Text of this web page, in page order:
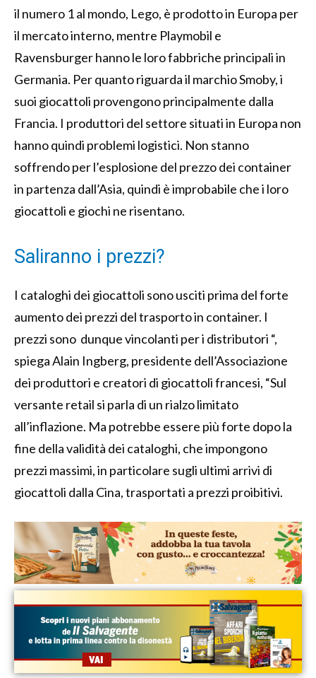
il numero 1 al mondo, Lego, è prodotto in Europa per
il mercato interno, mentre Playmobil e
Ravensburger hanno le loro fabbriche principali in
Germania. Per quanto riguarda il marchio Smoby, i
suoi giocattoli provengono principalmente dalla
Francia. I produttori del settore situati in Europa non
hanno quindi problemi logistici. Non stanno
soffrendo per l’esplosione del prezzo dei container
in partenza dall’Asia, quindi è improbabile che i loro
giocattoli e giochi ne risentano.
Saliranno i prezzi?
I cataloghi dei giocattoli sono usciti prima del forte
aumento dei prezzi del trasporto in container. I
prezzi sono dunque vincolanti per i distributori “,
spiega Alain Ingberg, presidente dell’Associazione
dei produttori e creatori di giocattoli francesi, “Sul
versante retail si parla di un rialzo limitato
all’inflazione. Ma potrebbe essere più forte dopo la
fine della validità dei cataloghi, che impongono
prezzi massimi, in particolare sugli ultimi arrivi di
giocattoli dalla Cina, trasportati a prezzi proibitivi.